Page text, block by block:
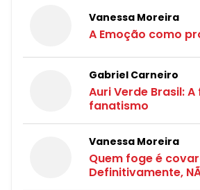
Vanessa Moreira
A Emoção como
Gabriel Carneiro
Auri Verde Brasil:
fanatismo
Vanessa Moreira
Quem foge é
Definitivamente,